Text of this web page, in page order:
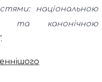
національною
та канонічною